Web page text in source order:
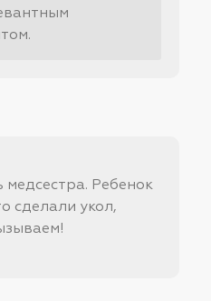
Ребенок
сделали укол,